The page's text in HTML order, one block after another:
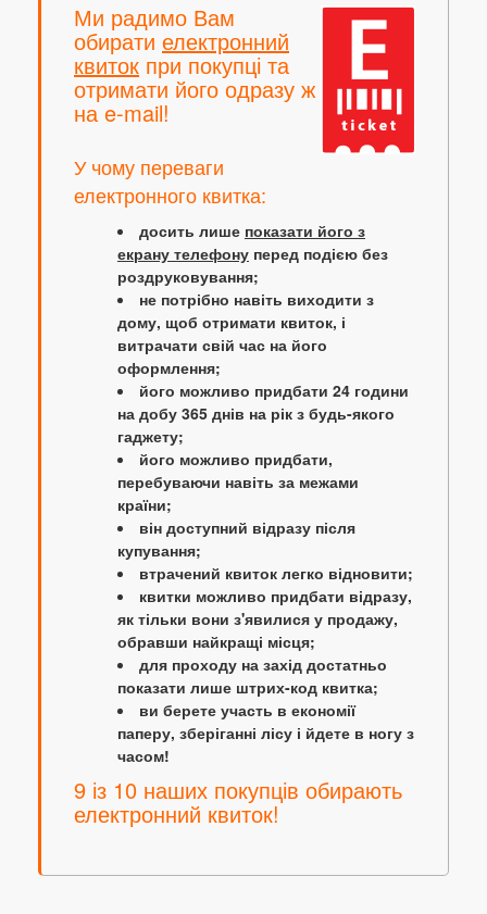
Ми радимо Вам
обирати електронний
квиток при покупці та
отримати його одразу ж
на e-mail!
У чому переваги
електронного квитка:
досить лише показати його з
екрану телефону перед подією без
роздруковування;
не потрібно навіть виходити з
дому, щоб отримати квиток, і
витрачати свій час на його
оформлення;
його можливо придбати 24 години
на добу 365 днів на рік з будь-якого
гаджету;
його можливо придбати,
перебуваючи навіть за межами
країни;
він доступний відразу після
купування;
втрачений квиток легко відновити;
квитки можливо придбати відразу,
як тільки вони з'явилися у продажу,
обравши найкращі місця;
для проходу на захід достатньо
показати лише штрих-код квитка;
ви берете участь в економії
паперу, зберіганні лісу і йдете в ногу з
часом!
9 із 10 наших покупців обирають
електронний квиток!